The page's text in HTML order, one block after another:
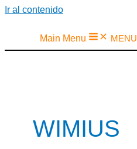
Ir al contenido
Main Menu MENU
WIMIUS